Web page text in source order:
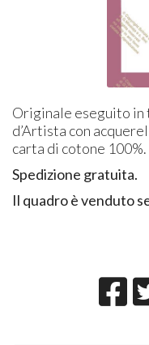
Originale eseguito in
d’Artista con
carta di cotone 100%.
Spedizione gratuita.
Il quadro è venduto